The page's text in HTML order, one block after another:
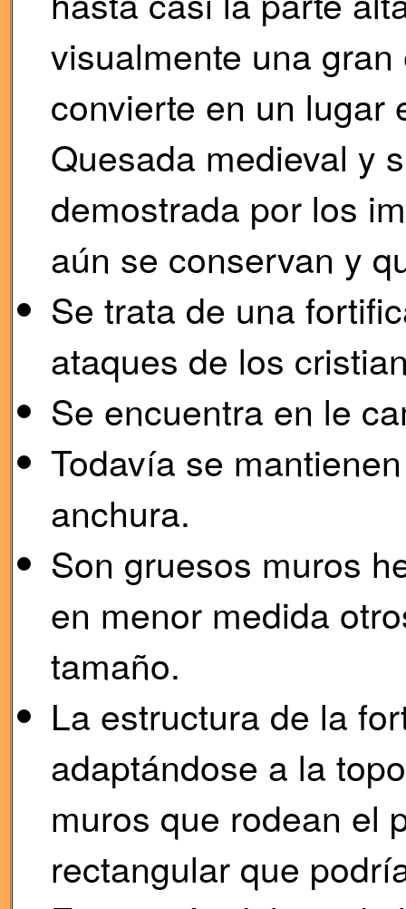
visualmente una
convierte en un lugar
Quesada medieval y
demostrada por los
aún se conservan y
Se trata de una
ataques de los
Se encuentra en le
Todavía se
anchura.
Son gruesos muros
en menor medida
tamaño.
La estructura de la
adaptándose a la
muros que rodean el
rectangular que